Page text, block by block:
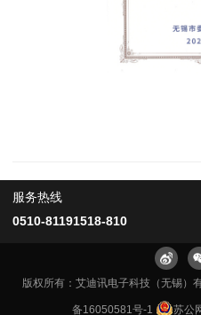
服务热线
0510-81191518-810
版权所有：艾迪讯电子科技（无锡
备16050581号-1 苏公